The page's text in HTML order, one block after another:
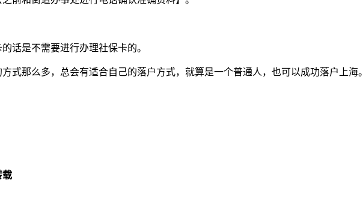
话是不需要进行办理社保卡的。
式那么多，总会有适合自己的落户方式，就算是一个普通人，也可以成功落户上海
载